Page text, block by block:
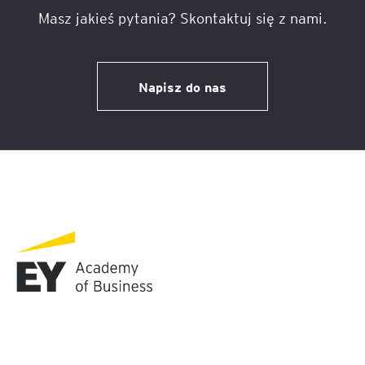
Masz jakieś pytania? Skontaktuj się z nami.
Napisz do nas